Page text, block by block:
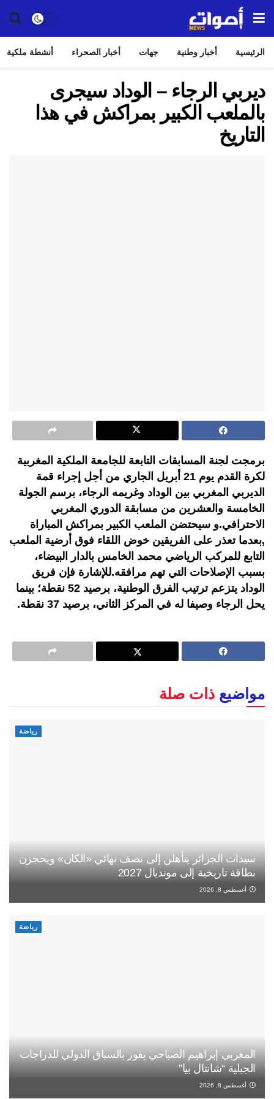
الرئيسية أخبار وطنية جهات أخبار الصحراء أنشطة ملكية
ديربي الرجاء – الوداد سيجرى
بالملعب الكبير بمراكش في هذا
التاريخ
برمجت لجنة المسابقات التابعة للجامعة الملكية المغربية
لكرة القدم يوم 21 أبريل الجاري من أجل إجراء قمة
الديربي المغربي بين الوداد وغريمه الرجاء، برسم الجولة
الخامسة والعشرين من مسابقة الدوري المغربي
الاحترافي.و سيحتضن الملعب الكبير بمراكش المباراة
,بعدما تعذر على الفريقين خوض اللقاء فوق أرضية الملعب
التابع للمركب الرياضي محمد الخامس بالدار البيضاء،
بسبب الإصلاحات التي تهم مرافقه.للإشارة فإن فريق
الوداد يتزعم ترتيب الفرق الوطنية، برصيد 52 نقطة؛ بينما
يحل الرجاء وصيفا له في المركز الثاني، برصيد 37 نقطة.
مواضيع ذات صلة
رياضة
سيدات الجزائر يتأهلن إلى نصف نهائي «الكان» ويحجزن
بطاقة تاريخية إلى مونديال 2027
أغسطس 8, 2026
رياضة
المغربي إبراهيم الصباحي يفوز بالسباق الدولي للدراجات
الجبلية “شانتال بيا”
أغسطس 8, 2026